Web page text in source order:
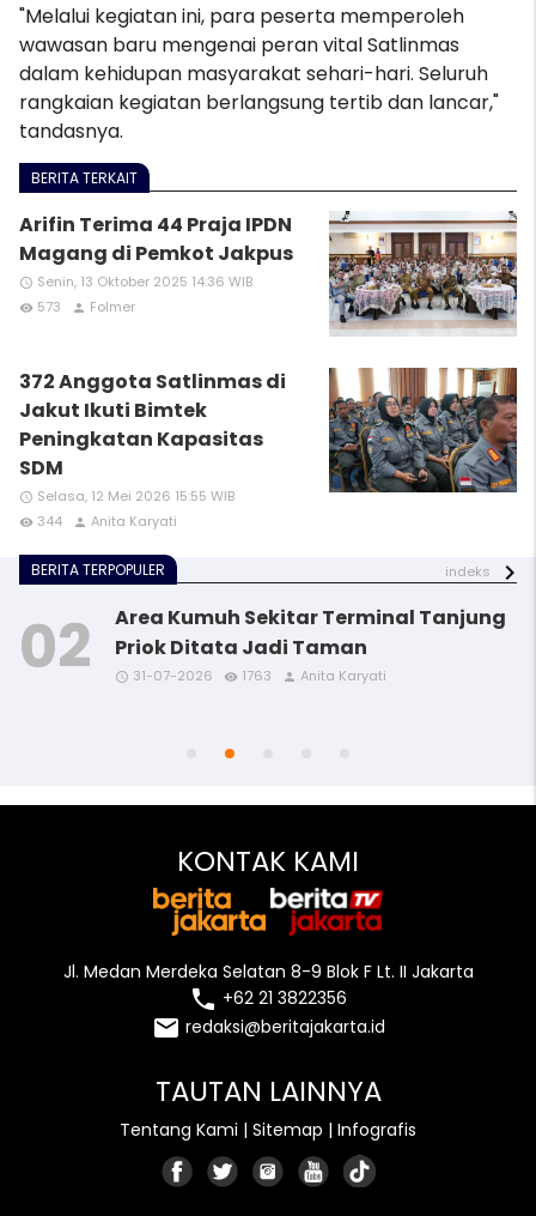
"Melalui kegiatan ini, para peserta memperoleh
wawasan baru mengenai peran vital Satlinmas
dalam kehidupan masyarakat sehari-hari. Seluruh
rangkaian kegiatan berlangsung tertib dan lancar,"
tandasnya.
BERITA TERKAIT
Arifin Terima 44 Praja IPDN
Magang di Pemkot Jakpus
access_time Senin, 13 Oktober 2025 14:36 WIB
remove_red_eye 573 person Folmer
372 Anggota Satlinmas di
Jakut Ikuti Bimtek
Peningkatan Kapasitas
SDM
access_time Selasa, 12 Mei 2026 15:55 WIB
remove_red_eye 344 person Anita Karyati
BERITA TERPOPULER indeks
access_time remove_red_eye person
Area Kumuh Sekitar Terminal Tanjung
Priok Ditata Jadi Taman
access_time 31-07-2026 remove_red_eye 1763 person Anita Karyati
access_time remove_red_eye person
access_time remove_red_eye person
KONTAK KAMI
Jl. Medan Merdeka Selatan 8-9 Blok F Lt. II Jakarta
local_phone +62 21 3822356
email redaksi@beritajakarta.id
TAUTAN LAINNYA
Tentang Kami | Sitemap | Infografis